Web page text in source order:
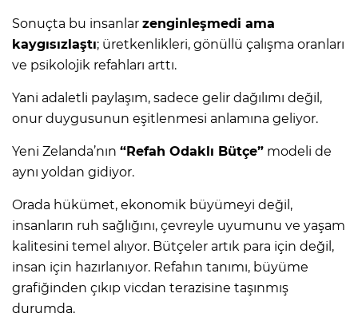
Sonuçta bu insanlar zenginleşmedi ama
kaygısızlaştı; üretkenlikleri, gönüllü çalışma oranları
ve psikolojik refahları arttı.
Yani adaletli paylaşım, sadece gelir dağılımı değil,
onur duygusunun eşitlenmesi anlamına geliyor.
Yeni Zelanda’nın “Refah Odaklı Bütçe” modeli de
aynı yoldan gidiyor.
Orada hükümet, ekonomik büyümeyi değil,
insanların ruh sağlığını, çevreyle uyumunu ve yaşam
kalitesini temel alıyor. Bütçeler artık para için değil,
insan için hazırlanıyor. Refahın tanımı, büyüme
grafiğinden çıkıp vicdan terazisine taşınmış
durumda.